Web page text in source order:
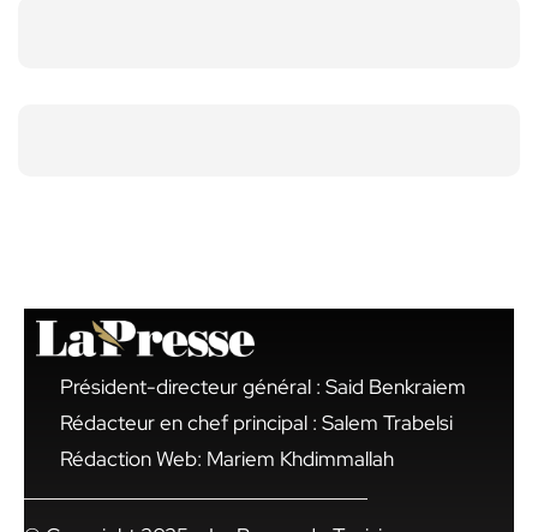
Président-directeur général : Said Benkraiem
Rédacteur en chef principal : Salem Trabelsi
Rédaction Web: Mariem Khdimmallah